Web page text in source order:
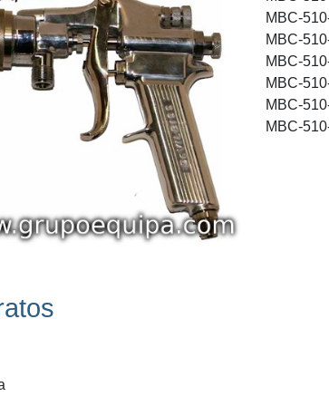
MBC-
MBC-
MBC-
MBC-
MBC-
MBC-